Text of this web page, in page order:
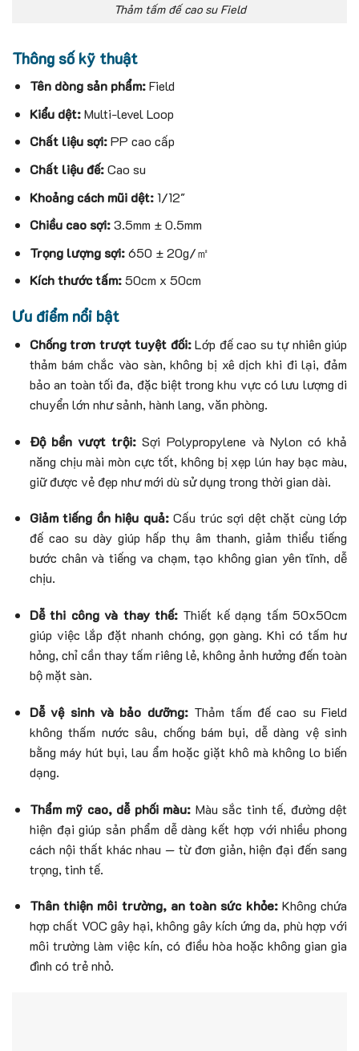
Thảm tấm đế cao su Field
Thông số kỹ thuật
Tên dòng sản phẩm:Field
Kiểu dệt:Multi-level Loop
Chất liệu sợi:PP cao cấp
Chất liệu đế:Cao su
Khoảng cách mũi dệt:1/12″
Chiều cao sợi:3.5mm ± 0.5mm
Trọng lượng sợi:650 ± 20g/㎡
Kích thước tấm:50cm x 50cm
Ưu điểm nổi bật
Chống trơn trượt tuyệt đối:Lớp đế cao su tự nhiên giúp
thảm bám chắc vào sàn, không bị xê dịch khi đi lại, đảm
bảo an toàn tối đa, đặc biệt trong khu vực có lưu lượng di
chuyển lớn như sảnh, hành lang, văn phòng.
Độ bền vượt trội:Sợi Polypropylene và Nylon có khả
năng chịu mài mòn cực tốt, không bị xẹp lún hay bạc màu,
giữ được vẻ đẹp như mới dù sử dụng trong thời gian dài.
Giảm tiếng ồn hiệu quả:Cấu trúc sợi dệt chặt cùng lớp
đế cao su dày giúp hấp thụ âm thanh, giảm thiểu tiếng
bước chân và tiếng va chạm, tạo không gian yên tĩnh, dễ
chịu.
Dễ thi công và thay thế: Thiết kế dạng tấm 50x50cm
giúp việc lắp đặt nhanh chóng, gọn gàng. Khi có tấm hư
hỏng, chỉ cần thay tấm riêng lẻ, không ảnh hưởng đến toàn
bộ mặt sàn.
Dễ vệ sinh và bảo dưỡng: Thảm tấm đế cao su Field
không thấm nước sâu, chống bám bụi, dễ dàng vệ sinh
bằng máy hút bụi, lau ẩm hoặc giặt khô mà không lo biến
dạng.
Thẩm mỹ cao, dễ phối màu: Màu sắc tinh tế, đường dệt
hiện đại giúp sản phẩm dễ dàng kết hợp với nhiều phong
cách nội thất khác nhau — từ đơn giản, hiện đại đến sang
trọng, tinh tế.
Thân thiện môi trường, an toàn sức khỏe: Không chứa
hợp chất VOC gây hại, không gây kích ứng da, phù hợp với
môi trường làm việc kín, có điều hòa hoặc không gian gia
đình có trẻ nhỏ.